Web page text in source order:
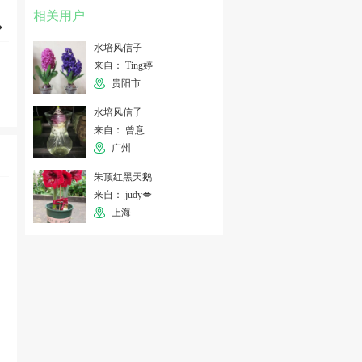
相关用户
水培风信子
来自： Ting婷
贵阳市
水培风信子
来自： 曾意
广州
朱顶红黑天鹅
来自： judy💋
上海